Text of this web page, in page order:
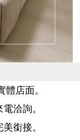
體店面。
洽詢。
銜接。